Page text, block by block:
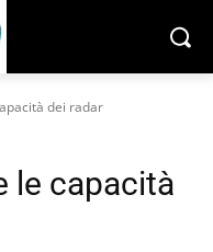
dei radar
le capacità